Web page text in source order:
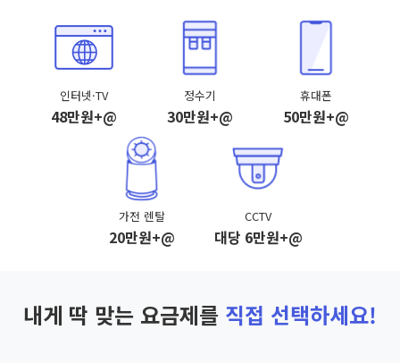
인터넷·TV
48만원+@
정수기
30만원+@
휴대폰
50만원+@
가전 렌탈
20만원+@
CCTV
대당 6만원+@
내게 딱 맞는 요금제를 직접 선택하세요!